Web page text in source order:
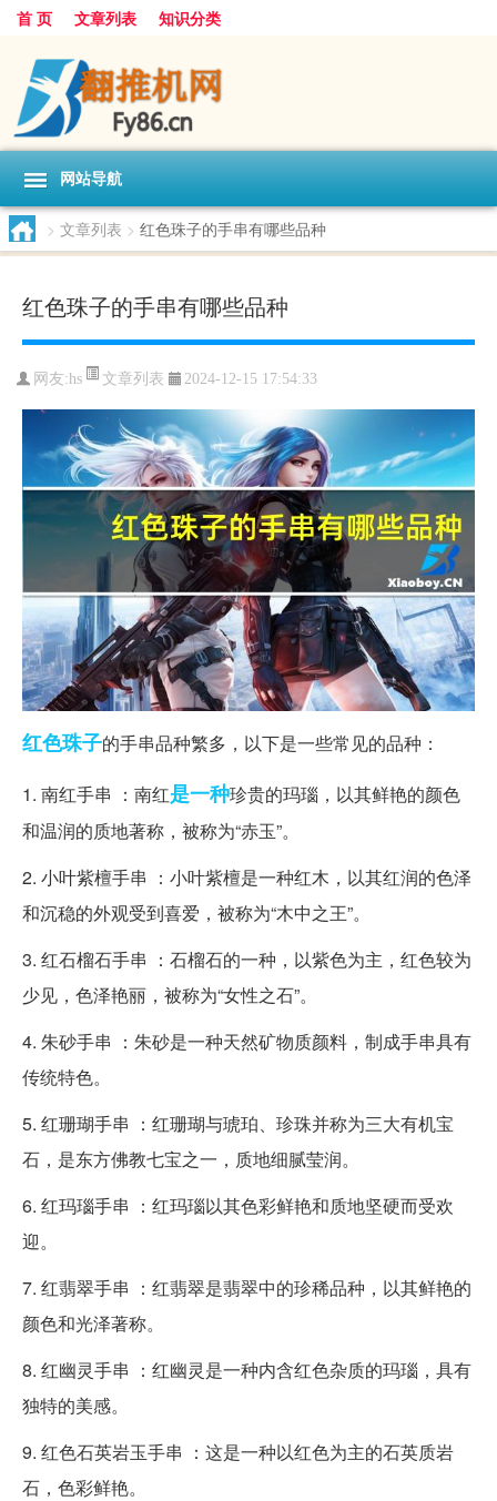
首 页 文章列表 知识分类
网站导航
> 文章列表 > 红色珠子的手串有哪些品种
红色珠子的手串有哪些品种
网友:hs 文章列表 2024-12-15 17:54:33
红色珠子的手串品种繁多，以下是一些常见的品种：
1. 南红手串 ：南红是一种珍贵的玛瑙，以其鲜艳的颜色
和温润的质地著称，被称为“赤玉”。
2. 小叶紫檀手串 ：小叶紫檀是一种红木，以其红润的色泽
和沉稳的外观受到喜爱，被称为“木中之王”。
3. 红石榴石手串 ：石榴石的一种，以紫色为主，红色较为
少见，色泽艳丽，被称为“女性之石”。
4. 朱砂手串 ：朱砂是一种天然矿物质颜料，制成手串具有
传统特色。
5. 红珊瑚手串 ：红珊瑚与琥珀、珍珠并称为三大有机宝
石，是东方佛教七宝之一，质地细腻莹润。
6. 红玛瑙手串 ：红玛瑙以其色彩鲜艳和质地坚硬而受欢
迎。
7. 红翡翠手串 ：红翡翠是翡翠中的珍稀品种，以其鲜艳的
颜色和光泽著称。
8. 红幽灵手串 ：红幽灵是一种内含红色杂质的玛瑙，具有
独特的美感。
9. 红色石英岩玉手串 ：这是一种以红色为主的石英质岩
石，色彩鲜艳。